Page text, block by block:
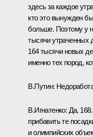
здесь за каждое
кто это вынужден
больше. Поэтому у
тысячи утраченных
164 тысячи новых
именно тех пород,
В.Путин:
В.Игнатенко: Да,
прибавить те
и олимпийских